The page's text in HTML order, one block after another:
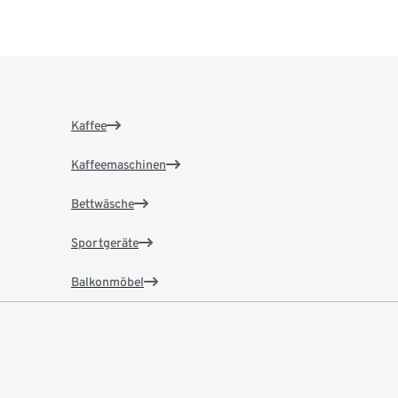
Kaffee
Kaffeemaschinen
Bettwäsche
Sportgeräte
Balkonmöbel